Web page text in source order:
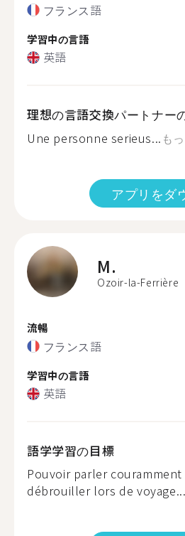
フランス語
学習中の言語
英語
理想の言語交換パートナー
Une personne serieus... も
アプリをダ
M.
Ozoir-la-Ferrière
流暢
フランス語
学習中の言語
英語
語学学習の目標
Pouvoir parler
débrouiller lors de voyage...